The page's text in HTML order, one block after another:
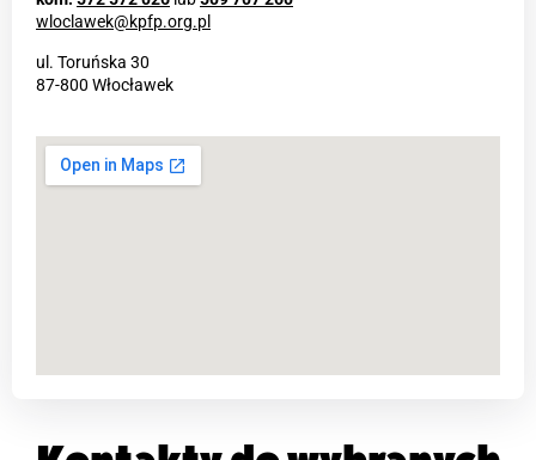
wloclawek@kpfp.org.pl
ul. Toruńska 30
87-800 Włocławek